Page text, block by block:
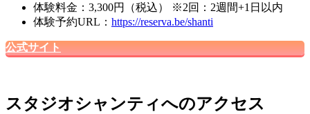
体験料金：3,300円（税込） ※2回：2週間+1日以内
体験予約URL： https://reserva.be/shanti
公式サイト
スタジオシャンティへのアクセス